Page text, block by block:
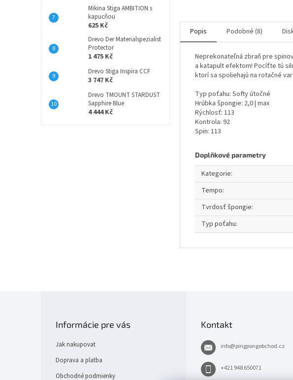
Mikina Stiga AMBITION s
kapucňou
625 Kč
Drevo Der Materialspezialist
Protector
1 475 Kč
Drevo Stiga Inspira CCF
3 747 Kč
Drevo TMOUNT STARDUST
Sapphire Blue
4 444 Kč
Popis Podobné (8)
Neprekonateľná zbraň pre
a katapult efektom! Pocíťte tú
ktorí sa spoliehajú na rotačné
Typ poťahu: Softy útočné
Hrúbka špongie: 2,0 | max
Rýchlosť: 113
Kontrola: 92
Spin: 113
Doplňkové parametry
Kategorie:
Tempo:
Tvrdosť špongie:
Typ poťahu:
Informácie pre vás
Jak nakupovat
Doprava a platba
Obchodné podmienky
Kontakt
info@pingpongobchod.cz
+421 948 650071